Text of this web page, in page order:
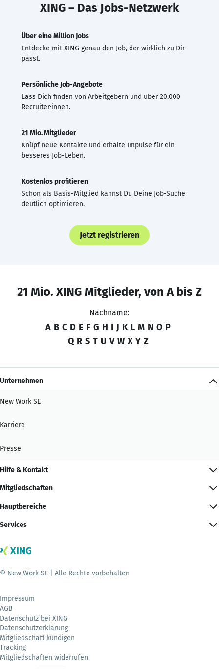
XING – Das Jobs-Netzwerk
Über eine Million Jobs
Entdecke mit XING genau den Job, der wirklich zu Dir
passt.
Persönliche Job-Angebote
Lass Dich finden von Arbeitgebern und über 20.000
Recruiter·innen.
21 Mio. Mitglieder
Knüpf neue Kontakte und erhalte Impulse für ein
besseres Job-Leben.
Kostenlos profitieren
Schon als Basis-Mitglied kannst Du Deine Job-Suche
deutlich optimieren.
Jetzt registrieren
21 Mio. XING Mitglieder, von A bis Z
Nachname:
A B C D E F G H I J K L M N O P
Q R S T U V W X Y Z
Unternehmen
New Work SE
Karriere
Presse
Hilfe & Kontakt
Mitgliedschaften
Hauptbereiche
Services
© New Work SE | Alle Rechte vorbehalten
Impressum
AGB
Datenschutz bei XING
Datenschutzerklärung
Mitgliedschaft kündigen
Tracking
Mitgliedschaften widerrufen